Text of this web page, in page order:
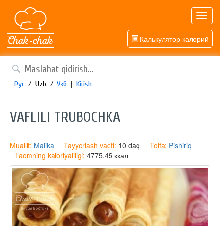
Калькулятор калорий
Рус / Uzb / Узб | Kirish
VAFLILI TRUBOCHKA
Muallif: Malika Tayyorlash vaqti: 10 daq Toifa: Pishiriq
Taomning kaloriyaliligi: 4775.45 ккал